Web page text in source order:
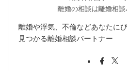
離婚の相談は離婚相
離婚や浮気、不倫などあなたに
見つかる離婚相談パートナー